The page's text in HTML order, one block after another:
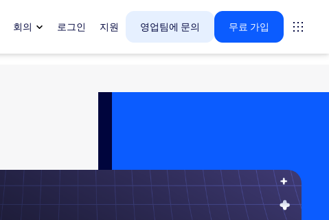
회의 로그인 지원 영업팀에 문의 무료 가입
Rooms